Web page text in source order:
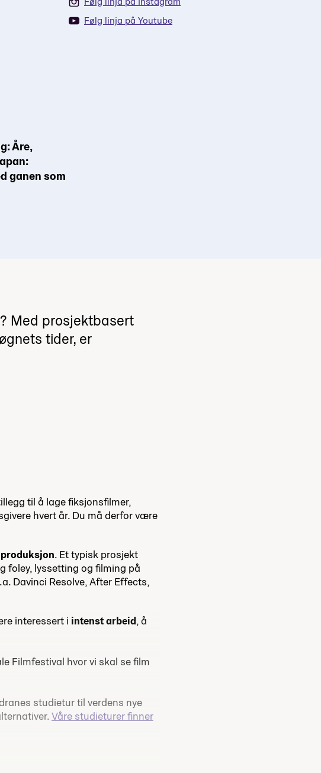
Åre,
ganen som
Følg linja på Youtube
Med prosjektbasert
tider, er
til å lage fiksjonsfilmer,
hvert år. Du må derfor være
. Et typisk prosjekt
foley, lyssetting og filming på
Davinci Resolve, After Effects,
interessert i intenst arbeid, å
Filmfestival hvor vi skal se film
studietur til verdens nye
Våre studieturer finner